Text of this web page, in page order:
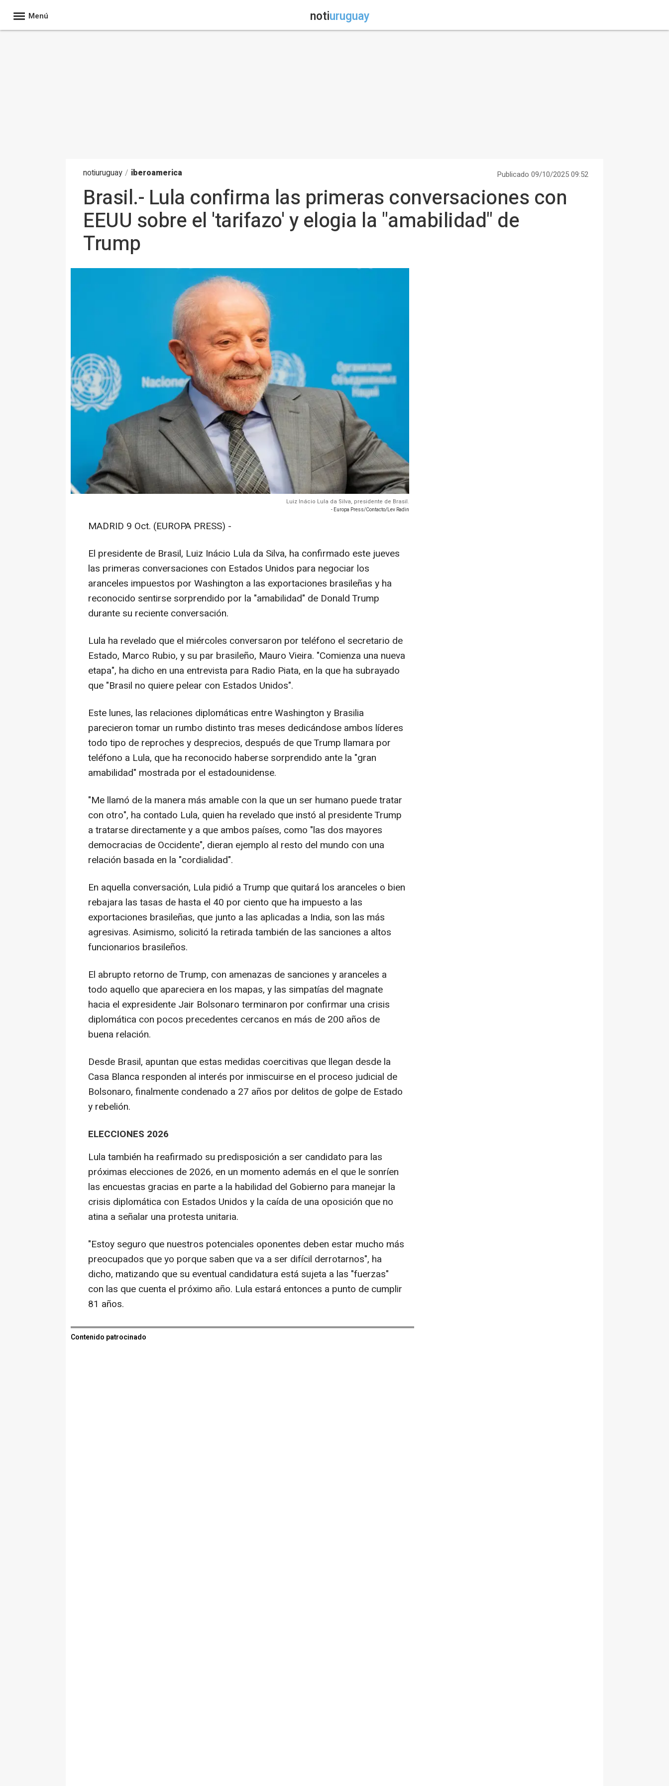
Menú notiuruguay
notiuruguay / iberoamerica Publicado 09/10/2025 09:52
Brasil.- Lula confirma las primeras conversaciones con
EEUU sobre el 'tarifazo' y elogia la "amabilidad" de
Trump
Luiz Inácio Lula da Silva, presidente de Brasil.
- Europa Press/Contacto/Lev Radin
MADRID 9 Oct. (EUROPA PRESS) -
El presidente de Brasil, Luiz Inácio Lula da Silva, ha confirmado este jueves
las primeras conversaciones con Estados Unidos para negociar los
aranceles impuestos por Washington a las exportaciones brasileñas y ha
reconocido sentirse sorprendido por la "amabilidad" de Donald Trump
durante su reciente conversación.
Lula ha revelado que el miércoles conversaron por teléfono el secretario de
Estado, Marco Rubio, y su par brasileño, Mauro Vieira. "Comienza una nueva
etapa", ha dicho en una entrevista para Radio Piata, en la que ha subrayado
que "Brasil no quiere pelear con Estados Unidos".
Este lunes, las relaciones diplomáticas entre Washington y Brasilia
parecieron tomar un rumbo distinto tras meses dedicándose ambos líderes
todo tipo de reproches y desprecios, después de que Trump llamara por
teléfono a Lula, que ha reconocido haberse sorprendido ante la "gran
amabilidad" mostrada por el estadounidense.
"Me llamó de la manera más amable con la que un ser humano puede tratar
con otro", ha contado Lula, quien ha revelado que instó al presidente Trump
a tratarse directamente y a que ambos países, como "las dos mayores
democracias de Occidente", dieran ejemplo al resto del mundo con una
relación basada en la "cordialidad".
En aquella conversación, Lula pidió a Trump que quitará los aranceles o bien
rebajara las tasas de hasta el 40 por ciento que ha impuesto a las
exportaciones brasileñas, que junto a las aplicadas a India, son las más
agresivas. Asimismo, solicitó la retirada también de las sanciones a altos
funcionarios brasileños.
El abrupto retorno de Trump, con amenazas de sanciones y aranceles a
todo aquello que apareciera en los mapas, y las simpatías del magnate
hacia el expresidente Jair Bolsonaro terminaron por confirmar una crisis
diplomática con pocos precedentes cercanos en más de 200 años de
buena relación.
Desde Brasil, apuntan que estas medidas coercitivas que llegan desde la
Casa Blanca responden al interés por inmiscuirse en el proceso judicial de
Bolsonaro, finalmente condenado a 27 años por delitos de golpe de Estado
y rebelión.
ELECCIONES 2026
Lula también ha reafirmado su predisposición a ser candidato para las
próximas elecciones de 2026, en un momento además en el que le sonríen
las encuestas gracias en parte a la habilidad del Gobierno para manejar la
crisis diplomática con Estados Unidos y la caída de una oposición que no
atina a señalar una protesta unitaria.
"Estoy seguro que nuestros potenciales oponentes deben estar mucho más
preocupados que yo porque saben que va a ser difícil derrotarnos", ha
dicho, matizando que su eventual candidatura está sujeta a las "fuerzas"
con las que cuenta el próximo año. Lula estará entonces a punto de cumplir
81 años.
Contenido patrocinado